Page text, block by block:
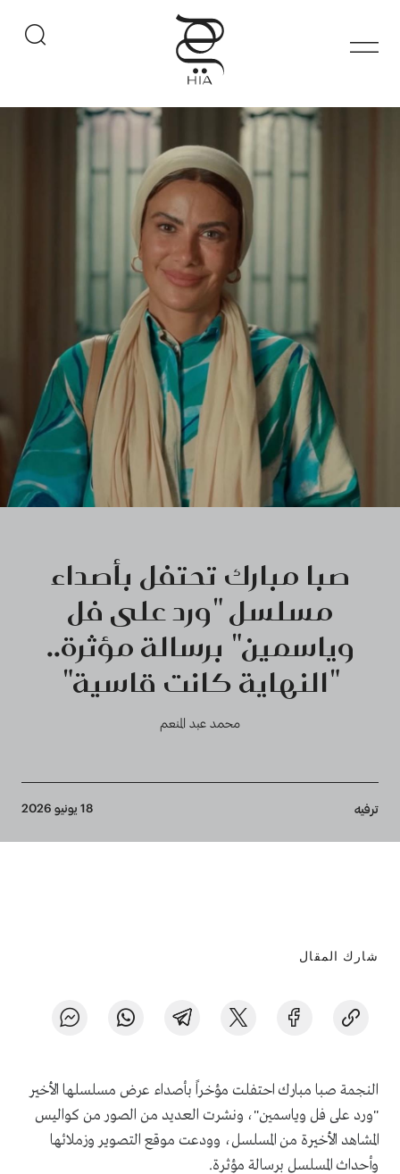
صبا مبارك تحتفل بأصداء
مسلسل "ورد على فل
وياسمين" برسالة مؤثرة..
"النهاية كانت قاسية"
محمد عبد المنعم
Breadcrumb
ترفيه 18 يونيو 2026
شارك المقال
النجمة صبا مبارك احتفلت مؤخراً بأصداء عرض مسلسلها الأخير
"ورد على فل وياسمين"، ونشرت العديد من الصور من كواليس
المشاهد الأخيرة من المسلسل، وودعت موقع التصوير وزملائها
وأحداث المسلسل برسالة مؤثرة.